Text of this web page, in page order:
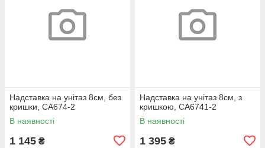
Надставка на унітаз 8см, без
кришки, CA674-2
В наявності
1 145 ₴
Надставка на унітаз 8см, з
кришкою, CA6741-2
В наявності
1 395 ₴